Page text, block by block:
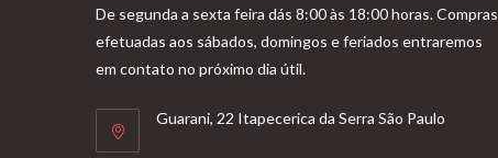
De segunda a sexta feira dás 8:00 às 18:00 horas. Compras
efetuadas aos sábados, domingos e feriados entraremos
em contato no próximo dia útil.
Guarani, 22 Itapecerica da Serra São Paulo